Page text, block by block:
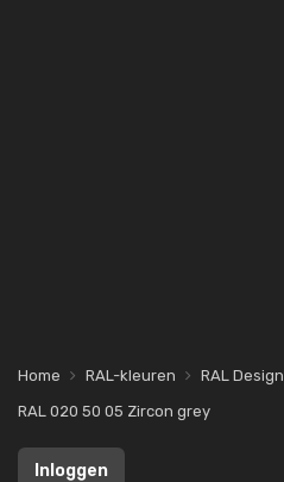
Home RAL-kleuren RAL Design
RAL 020 50 05 Zircon grey
Inloggen